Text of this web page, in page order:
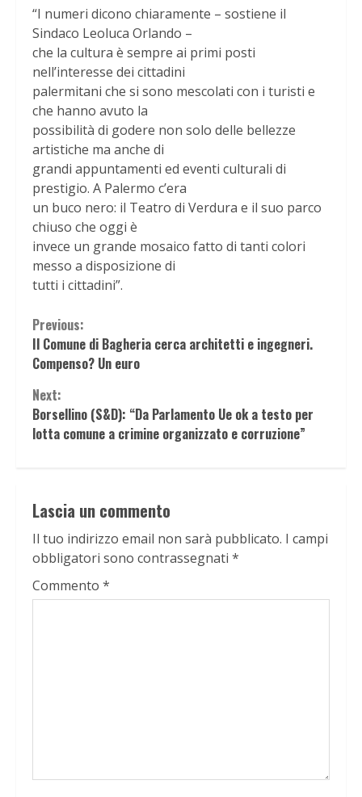
“I numeri dicono chiaramente – sostiene il
Sindaco Leoluca Orlando –
che la cultura è sempre ai primi posti
nell’interesse dei cittadini
palermitani che si sono mescolati con i turisti e
che hanno avuto la
possibilità di godere non solo delle bellezze
artistiche ma anche di
grandi appuntamenti ed eventi culturali di
prestigio. A Palermo c’era
un buco nero: il Teatro di Verdura e il suo parco
chiuso che oggi è
invece un grande mosaico fatto di tanti colori
messo a disposizione di
tutti i cittadini”.
Continue
Reading
Previous:
Il Comune di Bagheria cerca architetti e ingegneri.
Compenso? Un euro
Next:
Borsellino (S&D): “Da Parlamento Ue ok a testo per
lotta comune a crimine organizzato e corruzione”
Lascia un commento
Il tuo indirizzo email non sarà pubblicato. I campi
obbligatori sono contrassegnati *
Commento *